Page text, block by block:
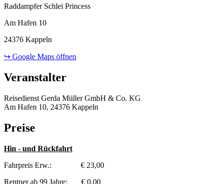
Raddampfer Schlei Princess
Am Hafen 10
24376 Kappeln
↪ Google Maps öffnen
Veranstalter
Reisedienst Gerda Müller GmbH & Co. KG
Am Hafen 10, 24376 Kappeln
Preise
Hin - und Rückfahrt
Fahrpreis Erw.: € 23,00
Rentner ab 99 Jahre: € 0,00